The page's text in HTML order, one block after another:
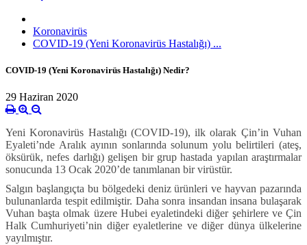
Koronavirüs
COVID-19 (Yeni Koronavirüs Hastalığı) ...
COVID-19 (Yeni Koronavirüs Hastalığı) Nedir?
29 Haziran 2020
Yeni Koronavirüs Hastalığı (COVID-19), ilk olarak Çin’in Vuhan
Eyaleti’nde Aralık ayının sonlarında solunum yolu belirtileri (ateş,
öksürük, nefes darlığı) gelişen bir grup hastada yapılan araştırmalar
sonucunda 13 Ocak 2020’de tanımlanan bir virüstür.
Salgın başlangıçta bu bölgedeki deniz ürünleri ve hayvan pazarında
bulunanlarda tespit edilmiştir. Daha sonra insandan insana bulaşarak
Vuhan başta olmak üzere Hubei eyaletindeki diğer şehirlere ve Çin
Halk Cumhuriyeti’nin diğer eyaletlerine ve diğer dünya ülkelerine
yayılmıştır.